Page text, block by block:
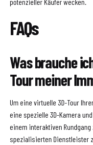
FAQs
Was brauche
Tour meiner
Um eine virtuelle 3D-Tour
eine spezielle 3D-Kamera
einem interaktiven
spezialisierten Dienstleister